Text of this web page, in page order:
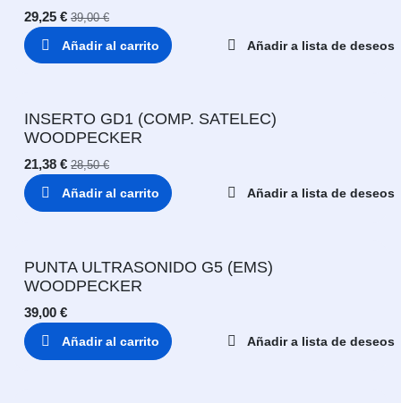
29,25 € 39,00€
Añadir al carrito Añadir a lista de deseos
INSERTO GD1 (COMP. SATELEC)
WOODPECKER
21,38 € 28,50€
Añadir al carrito Añadir a lista de deseos
PUNTA ULTRASONIDO G5 (EMS)
WOODPECKER
39,00 €
Añadir al carrito Añadir a lista de deseos